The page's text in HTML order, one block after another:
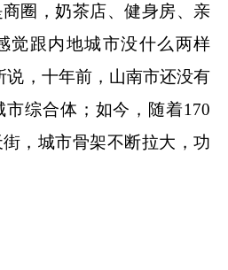
圈，奶茶店、健身房、亲
觉跟内地城市没什么两样
说，十年前，山南市还没有
综合体；如今，随着170
，城市骨架不断拉大，功